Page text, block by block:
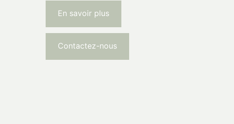
En savoir plus
Contactez-nous